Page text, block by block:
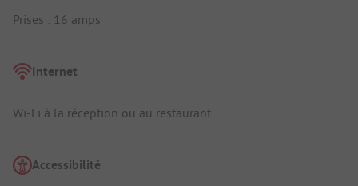
Prises : 16 amps
Internet
Wi-Fi à la réception ou au restaurant
Accessibilité